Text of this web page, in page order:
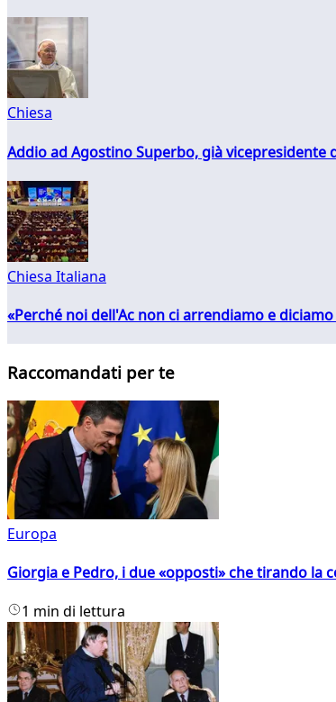
Chiesa
Addio ad Agostino Superbo, già vicepresidente
Chiesa Italiana
«Perché noi dell'Ac non ci arrendiamo e
Raccomandati per te
Europa
Giorgia e Pedro, i due «opposti» che tirando la
1 min di lettura